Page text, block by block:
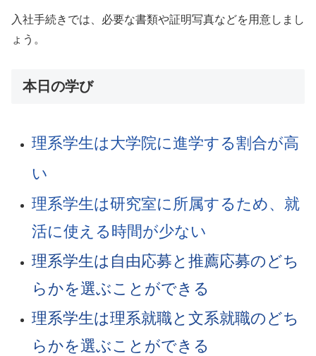
入社手続きでは、必要な書類や証明写真などを用意しまし
ょう。
本日の学び
理系学生は大学院に進学する割合が高
い
理系学生は研究室に所属するため、就
活に使える時間が少ない
理系学生は自由応募と推薦応募のどち
らかを選ぶことができる
理系学生は理系就職と文系就職のどち
らかを選ぶことができる